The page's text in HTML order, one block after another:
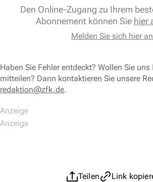
Den Online-Zugang zu Ihrem
Abonnement können Sie hier
Melden Sie sich hier
Haben Sie Fehler entdeckt? Wollen Sie
mitteilen? Dann kontaktieren Sie unsere
redaktion@zfk.de.
Teilen
Link